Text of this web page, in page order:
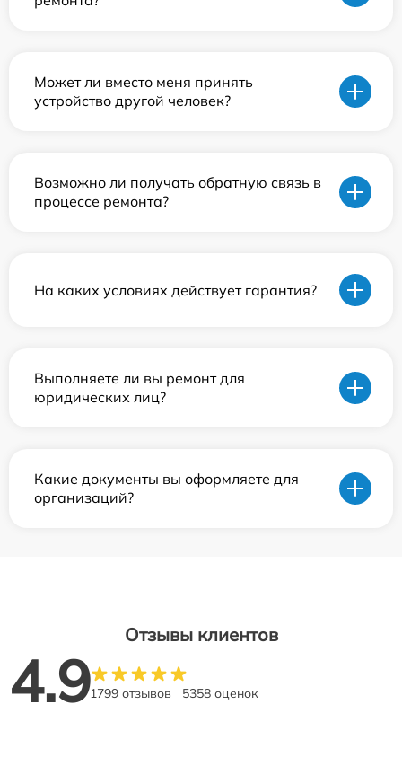
Может ли вместо меня принять
устройство другой человек?
Возможно ли получать обратную связь в
процессе ремонта?
На каких условиях действует гарантия?
Выполняете ли вы ремонт для
юридических лиц?
Какие документы вы оформляете для
организаций?
Отзывы клиентов
4.91799 отзывов 5358 оценок